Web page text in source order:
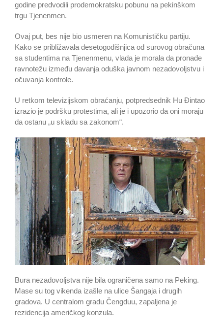
godine predvodili prodemokratsku pobunu na pekinškom
trgu Tjenenmen.
Ovaj put, bes nije bio usmeren na Komunističku partiju.
Kako se približavala desetogodišnjica od surovog obračuna
sa studentima na Tjenenmenu, vlada je morala da pronađe
ravnotežu između davanja oduška javnom nezadovoljstvu i
očuvanja kontrole.
U retkom televizijskom obraćanju, potpredsednik Hu Đintao
izrazio je podršku protestima, ali je i upozorio da oni moraju
da ostanu „u skladu sa zakonom“.
Bura nezadovoljstva nije bila ograničena samo na Peking.
Mase su tog vikenda izašle na ulice Šangaja i drugih
gradova. U centralom gradu Čengduu, zapaljena je
rezidencija američkog konzula.